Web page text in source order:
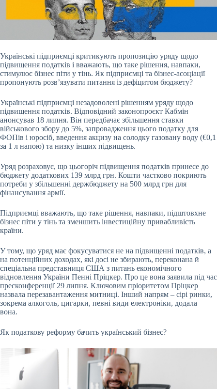
Українські підприємці критикують пропозицію уряду щодо
підвищення податків і вважають, що таке рішення, навпаки,
стимулює бізнес піти у тінь. Як підприємці та бізнес-асоціації
пропонують розвʼязувати питання із дефіцитом бюджету?
Українські підприємці незадоволені рішенням уряду щодо
підвищення податків. Відповідний законопроєкт Кабмін
анонсував 18 липня. Він передбачає збільшення ставки
військового збору до 5%, запровадження цього податку для
ФОПів і юросіб, введення акцизу на солодку газовану воду (€0,1
за 1 л напою) та низку інших підвищень.
Уряд розраховує, що цьогоріч підвищення податків принесе до
бюджету додаткових 139 млрд грн. Кошти частково покриють
потреби у збільшенні держбюджету на 500 млрд грн для
фінансування армії.
Підприємці вважають, що таке рішення, навпаки, підштовхне
бізнес піти у тінь та зменшить інвестиційну привабливість
країни.
У тому, що уряд має фокусуватися не на підвищенні податків, а
на потенційних доходах, які досі не збирають, переконана й
спеціальна представниця США з питань економічного
відновлення України Пенні Пріцкер. Про це вона заявила під час
пресконференції 29 липня. Ключовим пріоритетом Пріцкер
назвала перезавантаження митниці. Інший напрям – сірі ринки,
зокрема алкоголь, цигарки, певні види електроніки, додала
вона.
Як податкову реформу бачить український бізнес?